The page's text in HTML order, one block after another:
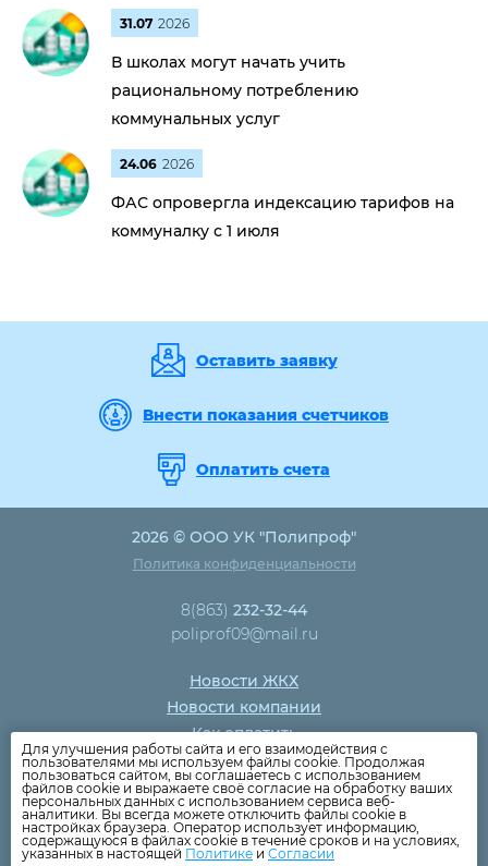
31.07 2026
В школах могут начать учить
рациональному потреблению
коммунальных услуг
24.06 2026
ФАС опровергла индексацию тарифов на
коммуналку с 1 июля
Оставить заявку
Внести показания счетчиков
Оплатить счета
2026 © ООО УК "Полипроф"
Политика конфиденциальности
8(863) 232-32-44
poliprof09@mail.ru
Новости ЖКХ
Новости компании
Как оплатить
Дома
Раскрытие информации
Вопросы
Для улучшения работы сайта и его взаимодействия с
пользователями мы используем файлы cookie. Продолжая
пользоваться сайтом, вы соглашаетесь с использованием
файлов cookie и выражаете своё согласие на обработку ваших
персональных данных с использованием сервиса веб-
аналитики. Вы всегда можете отключить файлы cookie в
настройках браузера. Оператор использует информацию,
содержащуюся в файлах cookie в течение сроков и на условиях,
указанных в настоящей Политике и Согласии